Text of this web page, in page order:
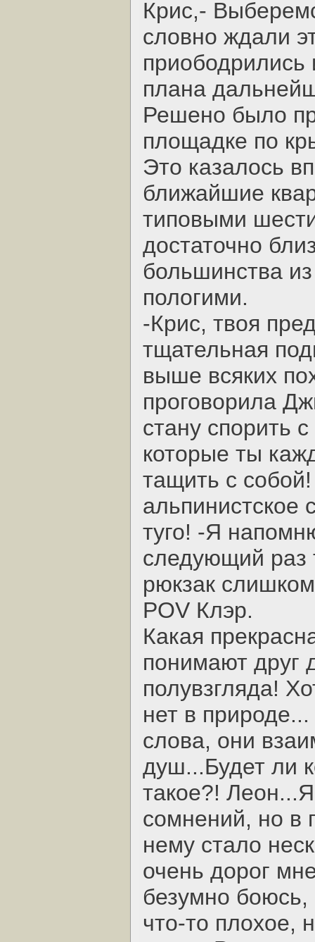
Крис,-
словно ждали
приободрились
плана
Решено было
площадке по
Это казалось
ближайшие
типовыми
достаточно
большинства
пологими.
-Крис, твоя
тщательная
выше всяких
проговорила
стану спорить
которые ты
тащить с
туго! -Я
следующий раз
рюкзак
POV Клэр.
Какая
понимают друг
полувзгляда!
нет в
слова, они
душ...Будет ли
такое?!
сомнений, но в
нему стало
очень дорог
безумно боюсь,
что-то плохое,